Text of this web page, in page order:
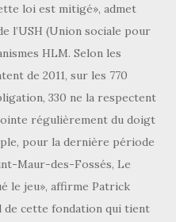
loi est mitigé», admet
l’USH (Union sociale pour
HLM. Selon les
de 2011, sur les 770
330 ne la respectent
régulièrement du doigt
pour la dernière période
Maur-des-Fossés, Le
le jeu», affirme Patrick
cette fondation qui tient